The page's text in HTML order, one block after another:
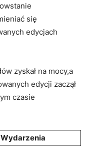
się
edycjach
zyskał na mocy,a
edycji zaczął
czasie